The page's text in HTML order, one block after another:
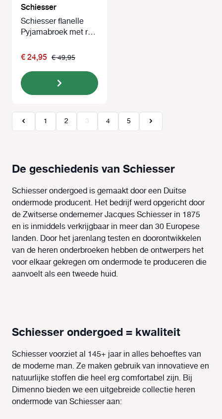
Schiesser
Schiesser flanelle
Pyjamabroek met ruit
€ 24,95 € 49,95
Pagina
1 Pagina
2 Pagina
3 Pagina
4 Pagina
5
De geschiedenis van Schiesser
Schiesser ondergoed is gemaakt door een Duitse
ondermode producent. Het bedrijf werd opgericht door
de Zwitserse ondernemer Jacques Schiesser in 1875
en is inmiddels verkrijgbaar in meer dan 30 Europese
landen. Door het jarenlang testen en doorontwikkelen
van de heren onderbroeken hebben de ontwerpers het
voor elkaar gekregen om ondermode te produceren die
aanvoelt als een tweede huid.
Schiesser ondergoed = kwaliteit
Schiesser voorziet al 145+ jaar in alles behoeftes van
de moderne man. Ze maken gebruik van innovatieve en
natuurlijke stoffen die heel erg comfortabel zijn. Bij
Dimenno bieden we een uitgebreide collectie heren
ondermode van Schiesser aan: